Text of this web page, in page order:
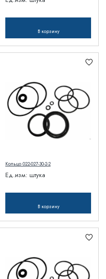
В корзину
Кольцо 022-027-30-2-2
Ед.изм: штука
В корзину